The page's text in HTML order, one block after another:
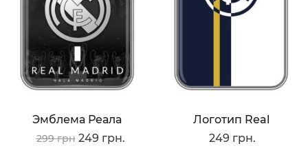
Эмблема Реала
299 грн 249 грн.
Логотип Real
249 грн.